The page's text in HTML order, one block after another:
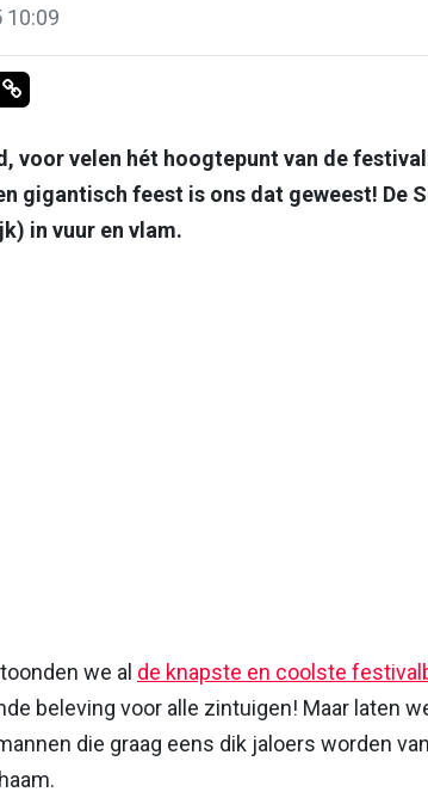
Twitter
via Mail
Delen via link
voor velen hét hoogtepunt van de
gigantisch feest is ons dat geweest! De
in vuur en vlam.
we al de knapste en coolste
beleving voor alle zintuigen! Maar laten
die graag eens dik jaloers worden